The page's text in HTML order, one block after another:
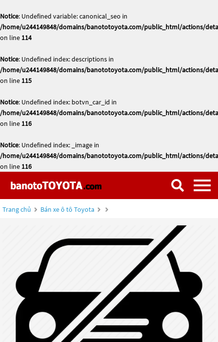
Notice: Undefined variable: canonical_seo in
/home/u244149848/domains/banototoyota.com/public_html/actions/
on line 114
Notice: Undefined index: descriptions in
/home/u244149848/domains/banototoyota.com/public_html/actions/
on line 115
Notice: Undefined index: botvn_car_id in
/home/u244149848/domains/banototoyota.com/public_html/actions/
on line 116
Notice: Undefined index: _image in
/home/u244149848/domains/banototoyota.com/public_html/actions/
on line 116
Trang chủ Bán xe ô tô Toyota